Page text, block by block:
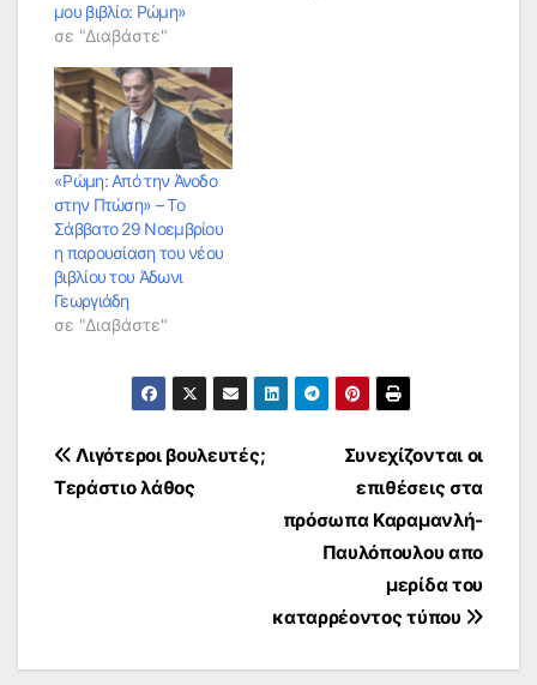
μου βιβλίο: Ρώμη»
σε "Διαβάστε"
«Ρώμη: Από την Άνοδο
στην Πτώση» – Το
Σάββατο 29 Νοεμβρίου
η παρουσίαση του νέου
βιβλίου του Άδωνι
Γεωργιάδη
σε "Διαβάστε"
Πλοήγηση
άρθρων
Συνεχίζονται οι
επιθέσεις στα
πρόσωπα Καραμανλή-
Παυλόπουλου απο
μερίδα του
καταρρέοντος τύπου
Λιγότεροι βουλευτές;
Τεράστιο λάθος